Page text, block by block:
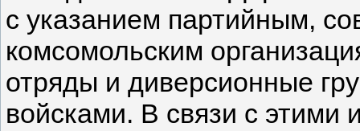
с указанием партийным,
комсомольским
отряды и диверсионные
войсками. В связи с этими